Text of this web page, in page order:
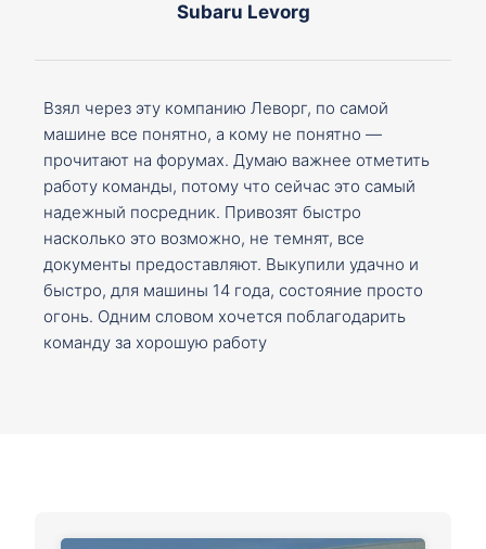
Subaru Levorg
Взял через эту компанию Леворг, по самой
машине все понятно, а кому не понятно —
прочитают на форумах. Думаю важнее отметить
работу команды, потому что сейчас это самый
надежный посредник. Привозят быстро
насколько это возможно, не темнят, все
документы предоставляют. Выкупили удачно и
быстро, для машины 14 года, состояние просто
огонь. Одним словом хочется поблагодарить
команду за хорошую работу